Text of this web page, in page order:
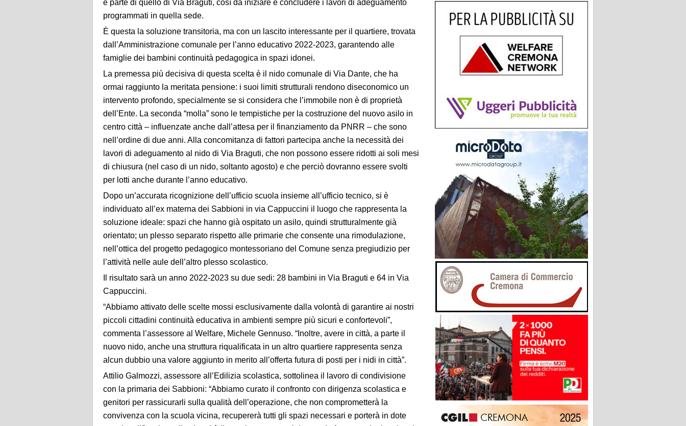
e parte di quello di Via Braguti, così da iniziare e concludere i lavori di adeguamento
programmati in quella sede.
È questa la soluzione transitoria, ma con un lascito interessante per il quartiere, trovata
dal l’Amministrazione comunal e per l’anno educativo 2022-2023, garantendo alle
famiglie dei bambini continuità pedagogica in spazi idonei.
La premessa più decisiva di questa scelta è i l nido comunale di Via Dante, che ha
ormai raggiunto la meritata pensione: i suoi limiti strutturali rendono diseconomico un
intervento profondo, specialmente se si considera che l’immobile non è di proprietà
dell’Ente. La seconda “molla” sono le tempistiche per la costruzione del nuovo asilo in
centro città – influenzate anche dall’attesa per il finanziamento da PNRR – che sono
nell’ordine di due anni. Alla concomitanza di fattori partecipa anche la necessità dei
lavori di adeguamento al nido di Via Braguti, che non possono essere ridotti ai soli mesi
di chiusura (nel caso di un nido, soltanto agosto) e che perciò dovranno essere svolti
per lotti anche durante l’anno educativo.
Dopo un’accurata ricognizione dell’ufficio scuola insieme all’ufficio tecnico, si è
individuato all’ex materna dei Sabbioni in via Cappuccini il luogo che rappresenta la
soluzione ideale: spazi che hanno già ospitato un asilo, quindi strutturalmente già
orientato; un plesso separato rispetto alle primarie che consente una rimodulazione,
nell’ottica del progetto pedagogico montessoriano del Comune senza pregiudizio per
l’attività nelle aule dell’altro plesso scolastico.
Il risultato sarà un anno 2022-2023 su due sedi: 28 bambini in Via Braguti e 64 in Via
Cappuccini.
“Abbiamo attivato delle scelte mossi esclusivamente dalla volontà di garantire ai nostri
piccoli cittadini continuità educativa in ambienti sempre più sicuri e confortevoli”,
commenta l’assessore al Welfare, Michele Gennuso. “ Inoltre, avere in città, a parte il
nuovo nido, anche una struttura riqualificata in un altro quartiere rappresenta senza
alcun dubbio una valore aggiunto in merito all’offerta futura di posti per i nidi in città”.
Attilio Galmozzi, assessore all’Edilizia scolastica, sottolinea il lavoro di condivisione
con la primaria dei Sabbioni: “Abbiamo curato il confronto con dirigenza scolastica e
genitori per rassicurarli sulla qualità dell’operazione, che non comprometterà la
convivenza con la scuola vicina, recupererà tutti gli spazi necessari e porterà in dote